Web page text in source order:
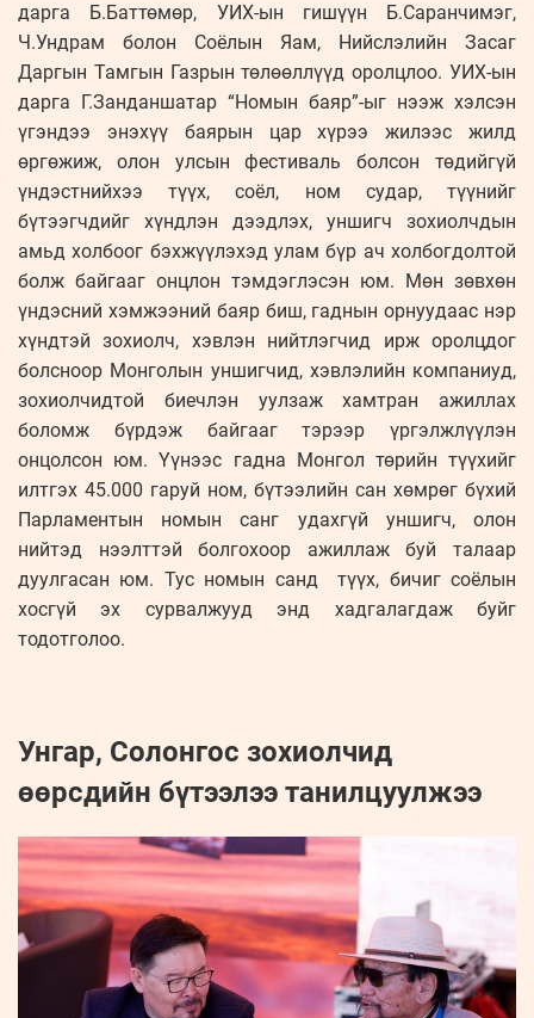
дарга Б.Баттөмөр, УИХ-ын гишүүн Б.Саранчимэг,
Ч.Ундрам болон Соёлын Яам, Нийслэлийн Засаг
Даргын Тамгын Газрын төлөөллүүд оролцлоо. УИХ-ын
дарга Г.Занданшатар “Номын баяр”-ыг нээж хэлсэн
үгэндээ энэхүү баярын цар хүрээ жилээс жилд
өргөжиж, олон улсын фестиваль болсон төдийгүй
үндэстнийхээ түүх, соёл, ном судар, түүнийг
бүтээгчдийг хүндлэн дээдлэх, уншигч зохиолчдын
амьд холбоог бэхжүүлэхэд улам бүр ач холбогдолтой
болж байгааг онцлон тэмдэглэсэн юм. Мөн зөвхөн
үндэсний хэмжээний баяр биш, гаднын орнуудаас нэр
хүндтэй зохиолч, хэвлэн нийтлэгчид ирж оролцдог
болсноор Монголын уншигчид, хэвлэлийн компаниуд,
зохиолчидтой биечлэн уулзаж хамтран ажиллах
боломж бүрдэж байгааг тэрээр үргэлжлүүлэн
онцолсон юм. Үүнээс гадна Монгол төрийн түүхийг
илтгэх 45.000 гаруй ном, бүтээлийн сан хөмрөг бүхий
Парламентын номын санг удахгүй уншигч, олон
нийтэд нээлттэй болгохоор ажиллаж буй талаар
дуулгасан юм. Тус номын санд түүх, бичиг соёлын
хосгүй эх сурвалжууд энд хадгалагдаж буйг
тодотголоо.
Унгар, Солонгос зохиолчид
өөрсдийн бүтээлээ танилцуулжээ